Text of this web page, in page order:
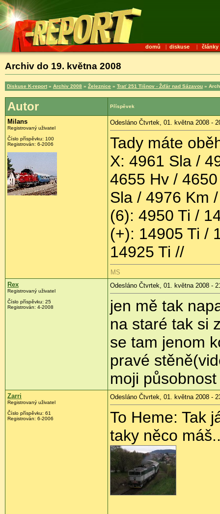
domů | diskuse | články
Archiv do 19. května 2008
Diskuse K-report » Archiv 2008 » Železnice » Trať 251 Tišnov - Žďár nad Sázavou »
Autor Příspěvek
Milans
Registrovaný uživatel
Číslo příspěvku: 100
Registrován: 6-2006
Odesláno Čtvrtek, 01. května 2008 -
Tady máte
X: 4961 Sla /
4655 Hv /
Sla / 4976 Km
(6): 4950 Ti /
(+): 14905 Ti /
14925 Ti //
MS
Rex
Registrovaný uživatel
Číslo příspěvku: 25
Registrován: 4-2008
Odesláno Čtvrtek, 01. května 2008 -
jen mě tak
na staré tak si
se tam jenom
pravé
moji
Zarri
Registrovaný uživatel
Číslo příspěvku: 61
Registrován: 6-2006
Odesláno Čtvrtek, 01. května 2008 -
To Heme: Tak
taky něco